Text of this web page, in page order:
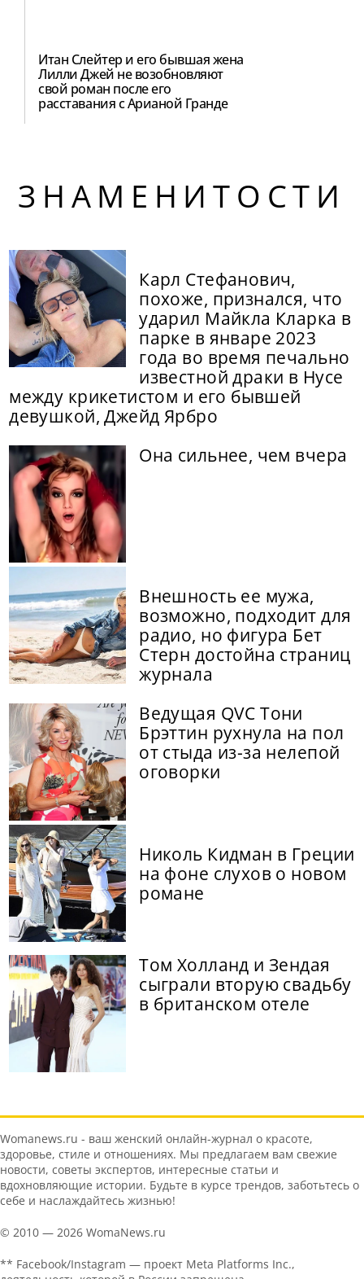
Итан Слейтер и его бывшая жена
Лилли Джей не возобновляют
свой роман после его
расставания с Арианой Гранде
ЗНАМЕНИТОСТИ
Карл Стефанович,
похоже, признался, что
ударил Майкла Кларка в
парке в январе 2023
года во время печально
известной драки в Нусе
между крикетистом и его бывшей
девушкой, Джейд Ярбро
Она сильнее, чем вчера
Внешность ее мужа,
возможно, подходит для
радио, но фигура Бет
Стерн достойна страниц
журнала
Ведущая QVC Тони
Брэттин рухнула на пол
от стыда из-за нелепой
оговорки
Николь Кидман в Греции
на фоне слухов о новом
романе
Том Холланд и Зендая
сыграли вторую свадьбу
в британском отеле
Womanews.ru - ваш женский онлайн-журнал о красоте,
здоровье, стиле и отношениях. Мы предлагаем вам свежие
новости, советы экспертов, интересные статьи и
вдохновляющие истории. Будьте в курсе трендов, заботьтесь о
себе и наслаждайтесь жизнью!
© 2010 — 2026 WomaNews.ru
** Facebook/Instagram — проект Meta Platforms Inc.,